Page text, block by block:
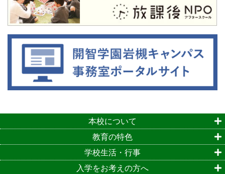
本校について
教育の特色
学校生活・行事
入学をお考えの方へ